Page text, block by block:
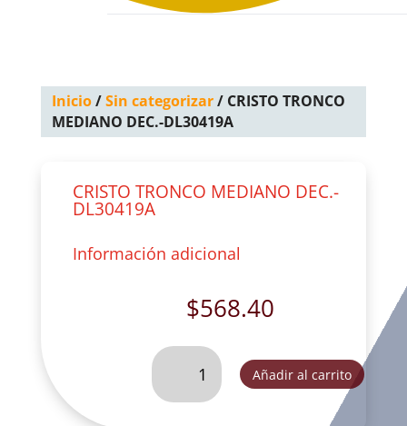
Inicio/Sin categorizar/ CRISTO TRONCO
MEDIANO DEC.-DL30419A
CRISTO TRONCO MEDIANO DEC.-
DL30419A
Información adicional
$568.40
CRISTO
TRONCO
MEDIANO
Añadir al carrito